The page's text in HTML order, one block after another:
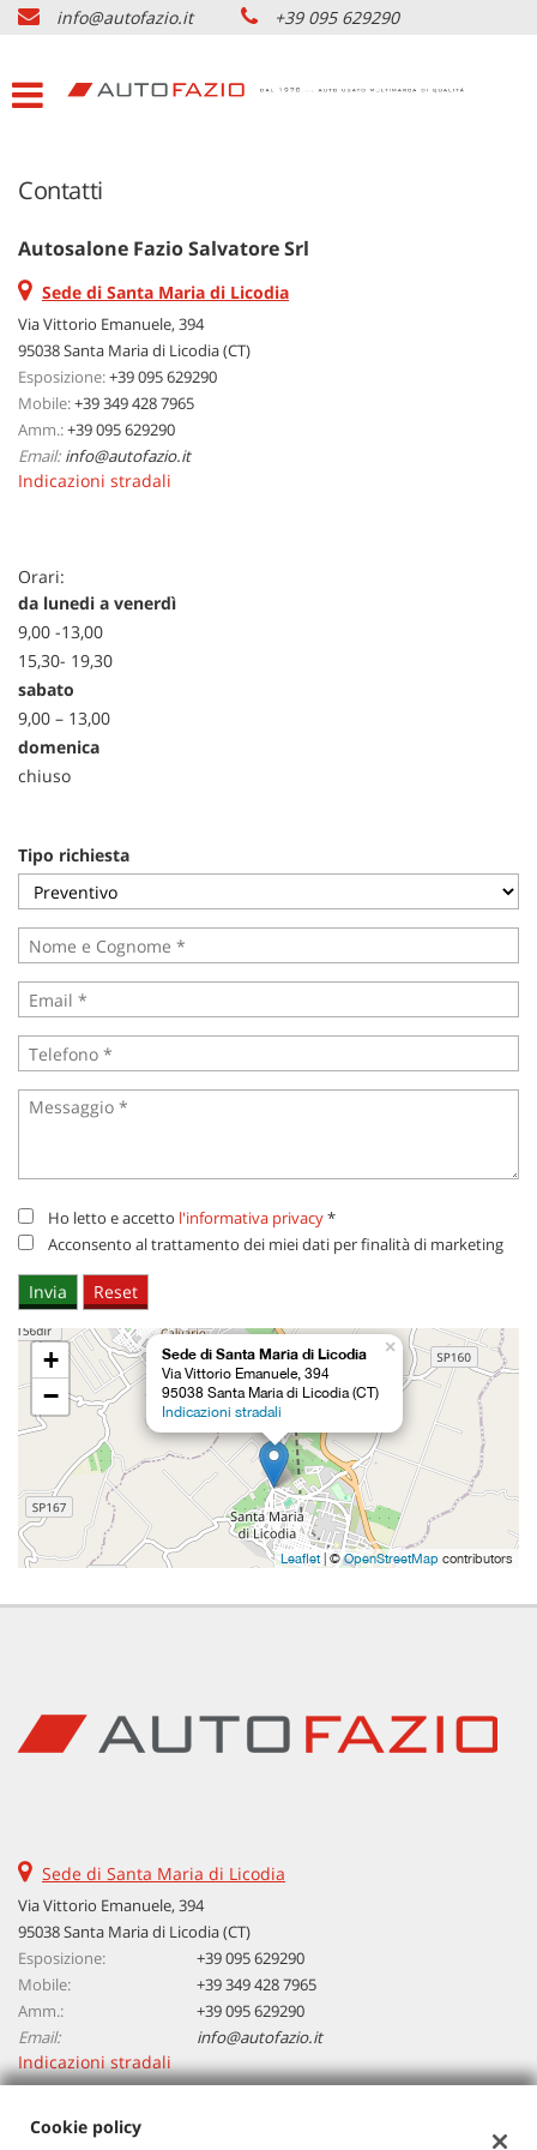
HOME
LISTA VEICOLI USATO
SERVIZI & PARTNERS
NOLEGGIO AUTO CATANIA
AZIENDA
DOVE SIAMO
NEWS
AREA COMMERCIANTI
info@autofazio.it +39 095 629290
Contatti
Autosalone Fazio Salvatore Srl
Sede di Santa Maria di Licodia
Via Vittorio Emanuele, 394
95038 Santa Maria di Licodia (CT)
Esposizione:+39 095 629290
Mobile:+39 349 428 7965
Amm.:+39 095 629290
Email: info@autofazio.it
Indicazioni stradali
Orari:
da lunedi a venerdì
9,00 -13,00
15,30- 19,30
sabato
9,00 – 13,00
domenica
chiuso
Tipo richiesta
Ho letto e accetto l'informativa privacy*
Acconsento al trattamento dei miei dati per finalità di marketing
Sede di Santa Maria di Licodia
Via Vittorio Emanuele, 394
95038 Santa Maria di Licodia (CT)
Indicazioni stradali
×
+
−
Leaflet| ©OpenStreetMap contributors
Sede di Santa Maria di Licodia
Via Vittorio Emanuele, 394
95038 Santa Maria di Licodia (CT)
Esposizione:
+39 095 629290
Mobile:
+39 349 428 7965
Amm.:
+39 095 629290
Email:
info@autofazio.it
Indicazioni stradali
Cookie policy
preferenze
di
Il
ti
consente
di
esprimere
le
tue
preferenze
di
consenso
alle
che
adottiamo
per
offrire
le
funzionalità
e
svolgere
le
attività
descritte.
Per
ottenere
maggiori
informazioni
sull'utilità
e
sul
funzionamento
di
questi
strumenti
rimanda
alla
policy.
Puoi
rivedere
modificare
le
tue
scelte
qualsiasi
momento.
Cookie necessari
Cookie analitici
Cookie di marketing
Leggi
la
cookie